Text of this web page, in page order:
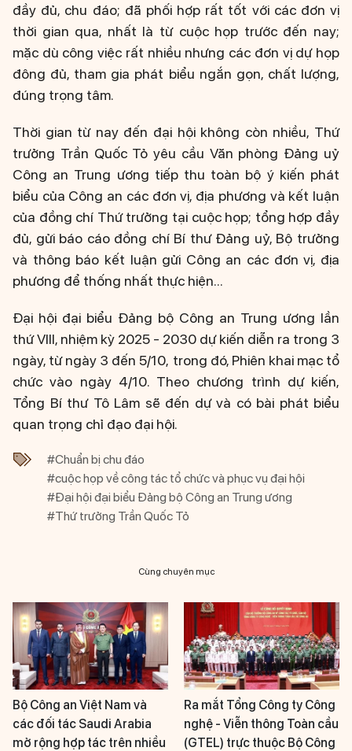
đầy đủ, chu đáo; đã phối hợp rất tốt với các đơn vị
thời gian qua, nhất là từ cuộc họp trước đến nay;
mặc dù công việc rất nhiều nhưng các đơn vị dự họp
đông đủ, tham gia phát biểu ngắn gọn, chất lượng,
đúng trọng tâm.
Thời gian từ nay đến đại hội không còn nhiều, Thứ
trưởng Trần Quốc Tỏ yêu cầu Văn phòng Đảng uỷ
Công an Trung ương tiếp thu toàn bộ ý kiến phát
biểu của Công an các đơn vị, địa phương và kết luận
của đồng chí Thứ trưởng tại cuộc họp; tổng hợp đầy
đủ, gửi báo cáo đồng chí Bí thư Đảng uỷ, Bộ trưởng
và thông báo kết luận gửi Công an các đơn vị, địa
phương để thống nhất thực hiện...
Đại hội đại biểu Đảng bộ Công an Trung ương lần
thứ VIII, nhiệm kỳ 2025 - 2030 dự kiến diễn ra trong 3
ngày, từ ngày 3 đến 5/10, trong đó, Phiên khai mạc tổ
chức vào ngày 4/10. Theo chương trình dự kiến,
Tổng Bí thư Tô Lâm sẽ đến dự và có bài phát biểu
quan trọng chỉ đạo đại hội.
#Chuẩn bị chu đáo
#cuộc họp về công tác tổ chức và phục vụ đại hội
#Đại hội đại biểu Đảng bộ Công an Trung ương
#Thứ trưởng Trần Quốc Tỏ
Cùng chuyên mục
Bộ Công an Việt Nam và
các đối tác Saudi Arabia
mở rộng hợp tác trên nhiều
Ra mắt Tổng Công ty Công
nghệ - Viễn thông Toàn cầu
(GTEL) trực thuộc Bộ Công